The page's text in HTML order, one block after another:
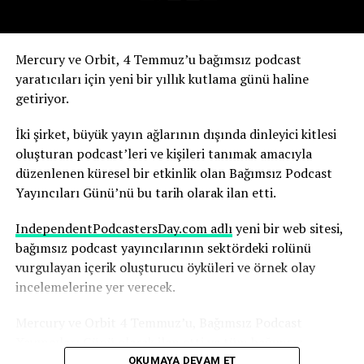
Yapay zekanın olası sonuçlarını şimdiden nasıl
değerlendirdiğini anlatıyor.
Robbins, yapay zekanın, yıllarca çalışmayı öğrendiği
medya ortamının temelini yeniden şekillendirdiğinin
farkında. Ve bu sürecin hızı dikkat gerektiriyor.
“Yapay zekadaki değişim hızını ve yapay zekanın şu anda
basında nasıl yankı uyandırdığını anlamak herkes için
çok önemli; yaşananlar büyüleyici” diyen Robbins,
şunları söyledi:
“Nice’te uçaktan indim ve Today Show’dan arkadaşım
Huda ile karşılaştım. Uzun uzun sohbet ettik. İkimizin
bir makale yazdı. Bu, bana göre, içinde bulunduğunuz
Mercury ve Orbit, 4 Temmuz’u bağımsız podcast
yaratıcıları için yeni bir yıllık kutlama günü haline
getiriyor.
İki şirket, büyük yayın ağlarının dışında dinleyici kitlesi
oluşturan podcast’leri ve kişileri tanımak amacıyla
düzenlenen küresel bir etkinlik olan Bağımsız Podcast
Yayıncıları Günü’nü bu tarih olarak ilan etti.
IndependentPodcastersDay.com adlıyeni bir web sitesi,
bağımsız podcast yayıncılarının sektördeki rolünü
vurgulayan içerik oluşturucu öyküleri ve örnek olay
incelemelerine yer verecek.
OKUMAYA DEVAM ET